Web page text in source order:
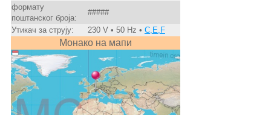
формату
поштанског броја:
#####
Утикач за струју:
230 V • 50 Hz • C,E,F
Монако на мапи